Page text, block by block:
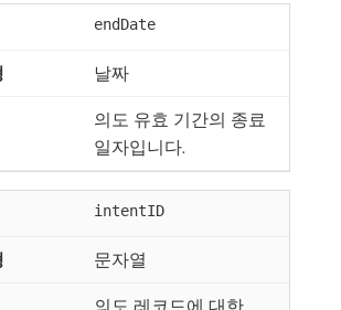
endDate
날짜
의도 유효 기간의 종료
일자입니다.
intentID
문자열
의도 레코드에 대한